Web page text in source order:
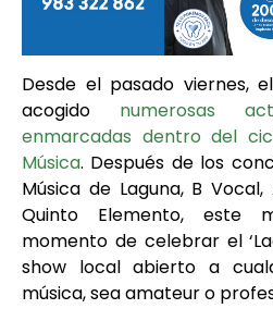
Desde el pasado viernes,
acogido numerosas
enmarcadas dentro del
Música. Después de los
Música de Laguna, B
Quinto Elemento, este
momento de celebrar el
show local abierto a
música, sea amateur o